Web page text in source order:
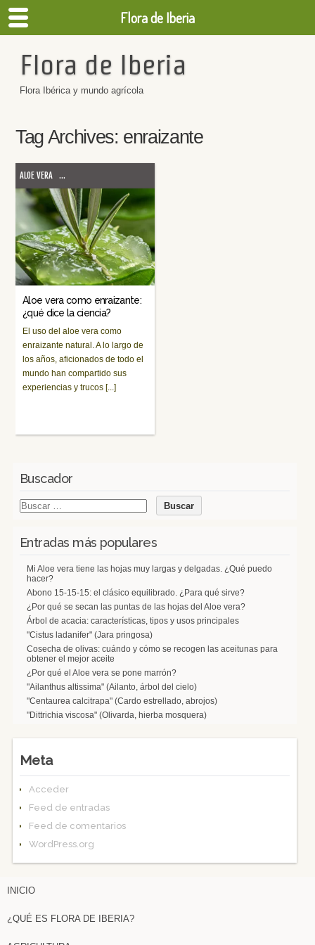
Flora de Iberia
Flora Ibérica y mundo agrícola
Tag Archives: enraizante
ALOE VERA ...
Aloe vera como enraizante:
¿qué dice la ciencia?
El uso del aloe vera como
enraizante natural. A lo largo de
los años, aficionados de todo el
mundo han compartido sus
experiencias y trucos [...]
Buscador
Entradas más populares
Mi Aloe vera tiene las hojas muy largas y delgadas. ¿Qué puedo
hacer?
Abono 15-15-15: el clásico equilibrado. ¿Para qué sirve?
¿Por qué se secan las puntas de las hojas del Aloe vera?
Árbol de acacia: características, tipos y usos principales
"Cistus ladanifer" (Jara pringosa)
Cosecha de olivas: cuándo y cómo se recogen las aceitunas para
obtener el mejor aceite
¿Por qué el Aloe vera se pone marrón?
"Ailanthus altissima" (Ailanto, árbol del cielo)
"Centaurea calcitrapa" (Cardo estrellado, abrojos)
"Dittrichia viscosa" (Olivarda, hierba mosquera)
Meta
Acceder
Feed de entradas
Feed de comentarios
WordPress.org
INICIO
¿QUÉ ES FLORA DE IBERIA?
Flora de Iberia